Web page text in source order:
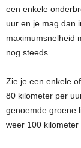
een enkele
uur en je mag dan
maximumsnelheid
nog steeds.
Zie je een enkele
80 kilometer per
genoemde groene
weer 100 kilometer